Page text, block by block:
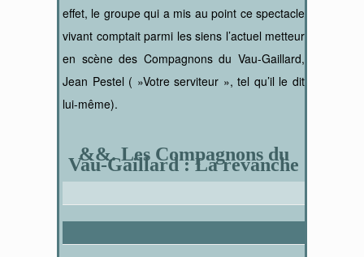
effet, le groupe qui a mis au point ce spectacle
vivant comptait parmi les siens l’actuel metteur
en scène des Compagnons du Vau-Gaillard,
Jean Pestel ( »Votre serviteur », tel qu’il le dit
lui-même).
&&. Les Compagnons du
Vau-Gaillard : La revanche